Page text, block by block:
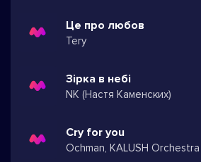
Це про любов
Tery
Зірка в небі
NK (Настя Каменских)
Cry for you
Ochman, KALUSH Orchestra